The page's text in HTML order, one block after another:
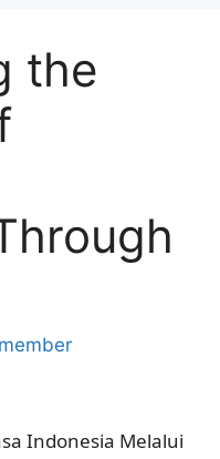
the
Indonesia Melalui